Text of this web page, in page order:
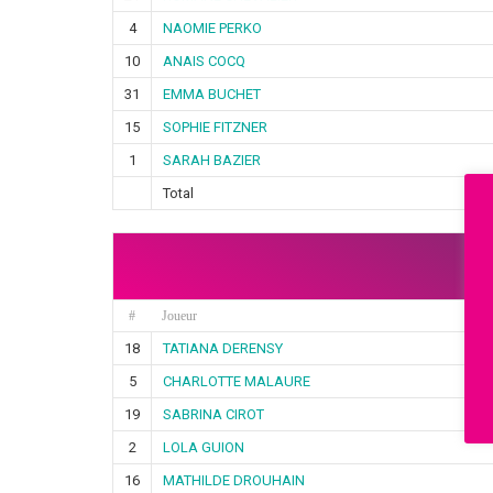
4
NAOMIE PERKO
10
ANAIS COCQ
31
EMMA BUCHET
15
SOPHIE FITZNER
1
SARAH BAZIER
Total
# Joueur
18 TATIANA DERENSY
5
CHARLOTTE MALAURE
19
SABRINA CIROT
2
LOLA GUION
16
MATHILDE DROUHAIN